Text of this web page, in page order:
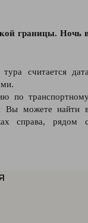
границы. Ночь
считается
по
Вы можете найти
справа, рядом